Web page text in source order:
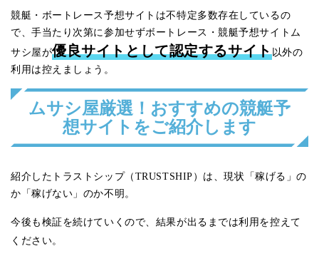
競艇・ボートレース予想サイトは不特定多数存在しているの
で、手当たり次第に参加せずボートレース・競艇予想サイトム
サシ屋が優良サイトとして認定するサイト以外の
利用は控えましょう。
ムサシ屋厳選！おすすめの競艇予
想サイトをご紹介します
紹介したトラストシップ（TRUSTSHIP）は、現状「稼げる」の
か「稼げない」のか不明。
今後も検証を続けていくので、 結果が出るまでは利用を控えて
ください。